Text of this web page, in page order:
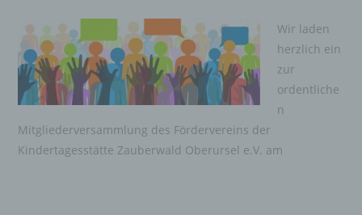
Wir laden
herzlich ein
zur
ordentliche
n
Mitgliederversammlung des Fördervereins der
Kindertagesstätte Zauberwald Oberursel e.V. am